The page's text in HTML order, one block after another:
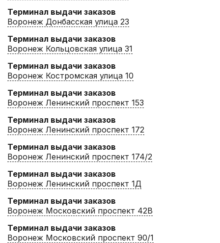
Терминал выдачи заказов
Воронеж Донбасская улица 23
Терминал выдачи заказов
Воронеж Кольцовская улица 31
Терминал выдачи заказов
Воронеж Костромская улица 10
Терминал выдачи заказов
Воронеж Ленинский проспект 153
Терминал выдачи заказов
Воронеж Ленинский проспект 172
Терминал выдачи заказов
Воронеж Ленинский проспект 174/2
Терминал выдачи заказов
Воронеж Ленинский проспект 1Д
Терминал выдачи заказов
Воронеж Московский проспект 42В
Терминал выдачи заказов
Воронеж Московский проспект 90/1